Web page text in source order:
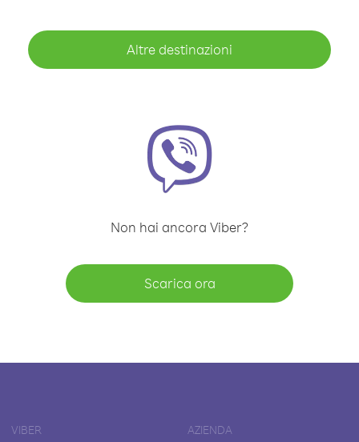
Altre destinazioni
Non hai ancora Viber?
Scarica ora
VIBER AZIENDA